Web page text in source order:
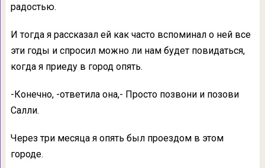
радостью.
И тогда я рассказал ей как часто вспоминал о ней все
эти годы и спросил можно ли нам будет повидаться,
когда я приеду в город опять.
-Конечно, -ответила она,- Просто позвони и позови
Салли.
Через три месяца я опять был проездом в этом
городе.